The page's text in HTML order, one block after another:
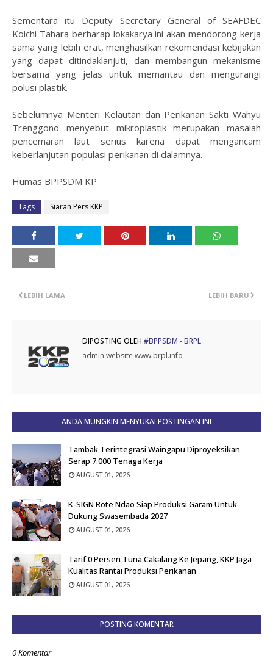
Sementara itu Deputy Secretary General of SEAFDEC
Koichi Tahara berharap lokakarya ini akan mendorong kerja
sama yang lebih erat, menghasilkan rekomendasi kebijakan
yang dapat ditindaklanjuti, dan membangun mekanisme
bersama yang jelas untuk memantau dan mengurangi
polusi plastik.
Sebelumnya Menteri Kelautan dan Perikanan Sakti Wahyu
Trenggono menyebut mikroplastik merupakan masalah
pencemaran laut serius karena dapat mengancam
keberlanjutan populasi perikanan di dalamnya.
Humas BPPSDM KP
Tags Siaran Pers KKP
LEBIH BARU
LEBIH LAMA
DIPOSTING OLEH #BPPSDM - BRPL
admin website www.brpl.info
ANDA MUNGKIN MENYUKAI POSTINGAN INI
Tambak Terintegrasi Waingapu Diproyeksikan
Serap 7.000 Tenaga Kerja
AUGUST 01, 2026
K-SIGN Rote Ndao Siap Produksi Garam Untuk
Dukung Swasembada 2027
AUGUST 01, 2026
Tarif 0 Persen Tuna Cakalang Ke Jepang, KKP Jaga
Kualitas Rantai Produksi Perikanan
AUGUST 01, 2026
POSTING KOMENTAR
0 Komentar